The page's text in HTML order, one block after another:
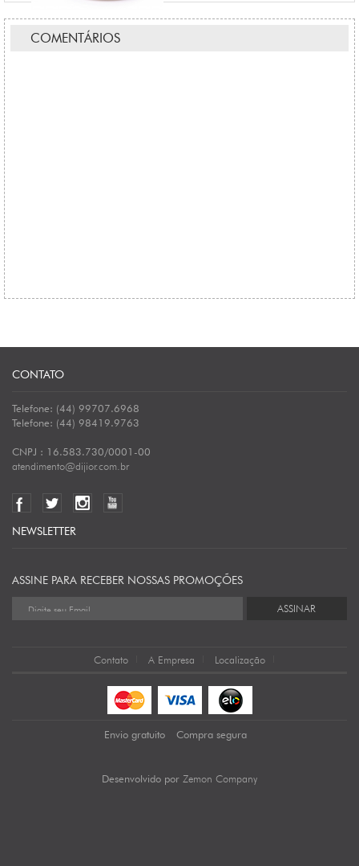
COMENTÁRIOS
CONTATO
Telefone: (44) 99707.6968
Telefone: (44) 98419.9763
CNPJ : 16.583.730/0001-00
atendimento@dijior.com.br
NEWSLETTER
ASSINE PARA RECEBER NOSSAS PROMOÇÕES
ASSINAR
Contato A Empresa Localização
Envio gratuito Compra segura
Desenvolvido por Zemon Company